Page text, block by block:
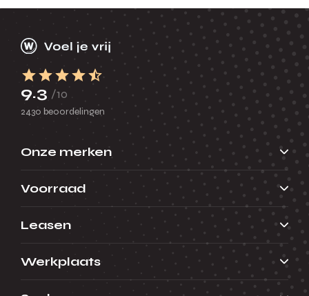
9.3 /10
2430 beoordelingen
Onze merken
Voorraad
Leasen
Werkplaats